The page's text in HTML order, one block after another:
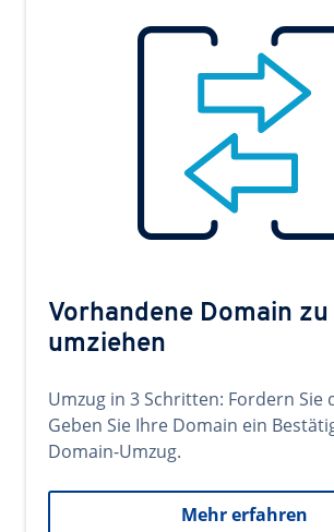
Vorhandene Domain zu
umziehen
Umzug in 3 Schritten: Fordern Sie
Geben Sie Ihre Domain ein
Domain-Umzug.
Mehr erfahren